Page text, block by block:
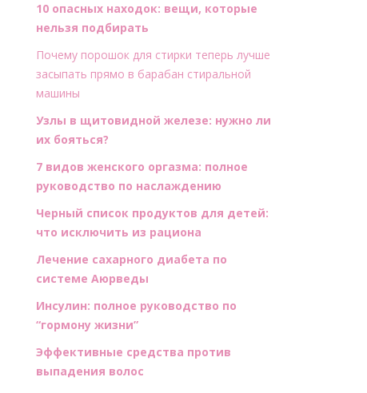
10 опасных находок: вещи, которые
нельзя подбирать
Почему порошок для стирки теперь лучше
засыпать прямо в барабан стиральной
машины
Узлы в щитовидной железе: нужно ли
их бояться?
7 видов женского оргазма: полное
руководство по наслаждению
Черный список продуктов для детей:
что исключить из рациона
Лечение сахарного диабета по
системе Аюрведы
Инсулин: полное руководство по
“гормону жизни”
Эффективные средства против
выпадения волос